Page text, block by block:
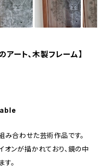
ート、木製フレーム】
み合わせた芸術作品です。
オンが描かれており、鏡の中
。